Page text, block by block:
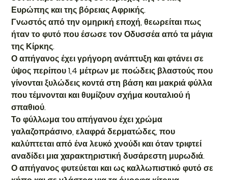
Ευρώπης και της βόρειας Αφρικής.
Γνωστός από την ομηρική εποχή, θεωρείται πως
ήταν το φυτό που έσωσε τον Οδυσσέα από τα μάγια
της Κίρκης.
Ο απήγανος έχει γρήγορη ανάπτυξη και φτάνει σε
ύψος περίπου 1,4 μέτρων με ποώδεις βλαστούς που
γίνονται ξυλώδεις κοντά στη βάση και μακριά φύλλα
που τέμνονται και θυμίζουν σχήμα κουταλιού ή
σπαθιού.
Το φύλλωμα του απήγανου έχει χρώμα
γαλαζοπράσινο, ελαφρά δερματώδες, που
καλύπτεται από ένα λευκό χνούδι και όταν τριφτεί
αναδίδει μια χαρακτηριστική δυσάρεστη μυρωδιά.
Ο απήγανος φυτεύεται και ως καλλωπιστικό φυτό σε